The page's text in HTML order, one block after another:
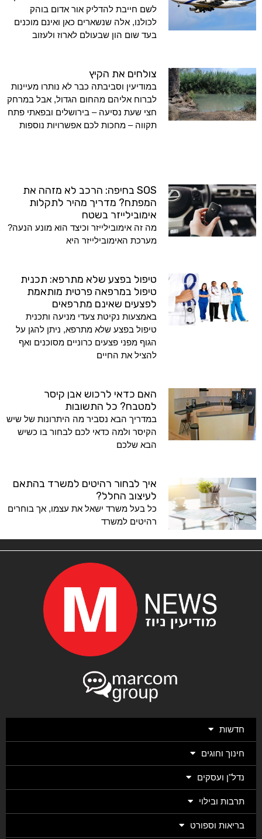
לשם חייבת להדליק אור אדום בוהק
לכולנו, אלה שנשארים כאן ואינם מוכנים
בעד שום הון שבעולם לארוז ולעזוב
צולחים את הקיץ
במודיעין וסביבתה כבר לא נותרו מעיינות
לברוח אליהם מהחום הגדול, אבל במרחק
חצי שעת נסיעה – בירושלים ובפאתי פתח
תקווה – מחכות לכם אפשרויות נוספות
SOS בחיפה: הרכב לא מזהה את
המפתח? מדריך מהיר לתקלות
אימובילייזר בשטח
מה זה אימובילייזר וכיצד הוא מונע הנעה?
מערכת האימובילייזר היא
טיפול בפצע שלא מתרפא: תכנית
טיפול במרפאה פרטית מותאמת
לפצעים שאינם מתרפאים
באמצעות נקיטת צעדי מניעה ותכנית
טיפול בפצע שלא מתרפא, ניתן להגן על
הגוף מפני פצעים כרוניים מסוכנים ואף
להציל את החיים
האם כדאי לרכוש אבן קיסר
למטבח? כל התשובות
במדריך הבא נסביר מה היתרונות של שיש
הקיסר ולמה כדאי לכם לבחור בו כשיש
הבא שלכם
איך לבחור רהיטים למשרד בהתאם
לעיצוב החלל?
כל בעל משרד ישאל את עצמו, אך בוחרים
רהיטים למשרד
חדשות
חינוך וחוגים
נדל"ן ועסקים
תרבות ובילוי
בריאות וספורט